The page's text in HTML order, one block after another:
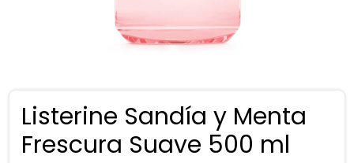
Listerine Sandía y Menta
Frescura Suave 500 ml